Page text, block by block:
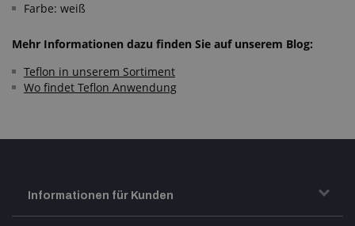
Farbe: weiß
Mehr Informationen dazu finden Sie auf unserem Blog:
Teflon in unserem Sortiment
Wo findet Teflon Anwendung
Informationen für Kunden